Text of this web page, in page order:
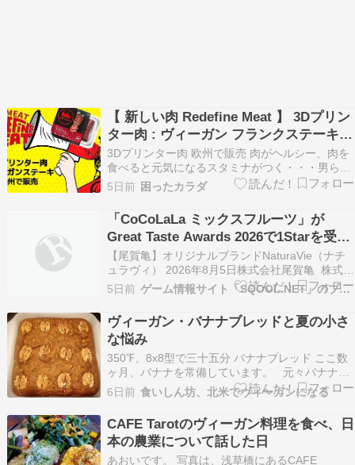
【 新しい肉 Redefine Meat 】 3Dプリン
ター肉 : ヴィーガン フランクステーキ
欧州で販売
3Dプリンター肉 欧州で販売 肉がヘルシー、肉を
食べると元気になるスタミナがつく・・・男らし
いと言った言葉は神話と言ってもいいほど過去の
遺物となりました。 肉はヘルシーだっ!
REDEFINE MEAT について Redefine Meat ヴィ
ーガン フランクステーキ イスラ…
5日前 困ったカラダ
「CoCoLaLa ミックスフルーツ」が
Great Taste Awards 2026で1Starを受賞
しました！
【尾賀亀】オリジナルブランドNaturaVie（ナチ
ュラヴィ） 2026年8月5日株式会社尾賀亀 株式会
社尾賀亀（本社：滋賀県近江八幡市、代表取締役
社長：尾賀 健太朗、以下「尾賀亀」）の海外事業
で、2026年2月にリリースしたオリジナルブラン
ドNaturaVie（ナチュラヴィ）…
5日前 ゲーム情報サイト「SQOOL.NET」のブログコーナーです。
ヴィーガン・バナナブレッドと夏の小さ
な悩み
350℉、8x8型で三十五分 バナナブレッド ここ数
ヶ月、バナナを常備しています。 元々バナナは
嫌いなので、これは珍しいことなんですが、夫の
食生活改善の一環として、朝はオートミールを食
べるようになり、砂糖とかメープルシロップとか
をあまり使わないようにするために自然な甘みの
王…
6日前 食いしん坊、北米でヴィーガンになる
CAFE Tarotのヴィーガン料理を食べ、日
本の農業について話した日
あおいです。 写真は、浅草橋にあるCAFE